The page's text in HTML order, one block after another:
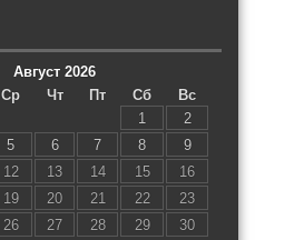
Август 2026
Ср Чт Пт Сб
Вс
1
2
5 6 7 8
9
12 13 14 15
16
19 20 21 22
23
26 27 28 29
30